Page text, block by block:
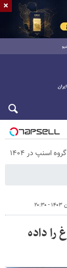
اسنپ در ۱۴۰۴
داده
×